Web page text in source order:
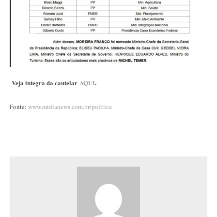
Veja íntegra da cautelar AQUI.
Fonte: www.midianews.com.br/politica